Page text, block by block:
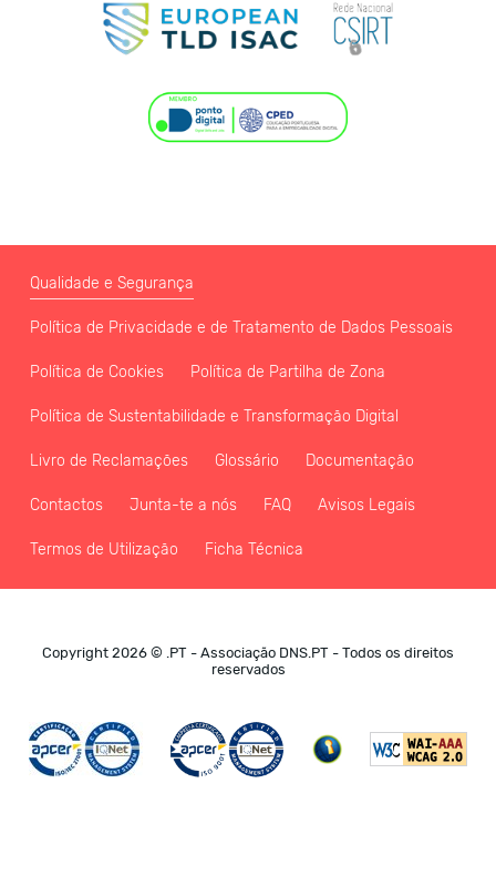
Qualidade e Segurança
Política de Privacidade e de Tratamento de Dados Pessoais
Política de Cookies Política de Partilha de Zona
Política de Sustentabilidade e Transformação Digital
Livro de Reclamações Glossário Documentação
Contactos Junta-te a nós FAQ Avisos Legais
Termos de Utilização Ficha Técnica
Copyright 2026 © .PT - Associação DNS.PT - Todos os direitos
reservados